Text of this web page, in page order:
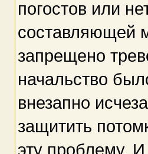
погостов или
составляющей
запрещено
начальство
внезапно
защитить
эту проблему.